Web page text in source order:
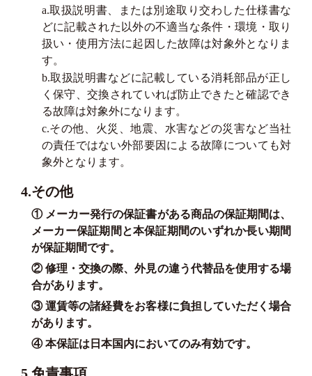
a.取扱説明書、または別途取り交わした仕様書な
どに記載された以外の不適当な条件・環境・取り
扱い・使用方法に起因した故障は対象外となりま
す。
b.取扱説明書などに記載している消耗部品が正し
く保守、交換されていれば防止できたと確認でき
る故障は対象外になります。
c.その他、火災、地震、水害などの災害など当社
の責任ではない外部要因による故障についても対
象外となります。
4.その他
① メーカー発行の保証書がある商品の保証期間は、
メーカー保証期間と本保証期間のいずれか長い期間
が保証期間です。
② 修理・交換の際、外見の違う代替品を使用する場
合があります。
③ 運賃等の諸経費をお客様に負担していただく場合
があります。
④ 本保証は日本国内においてのみ有効です。